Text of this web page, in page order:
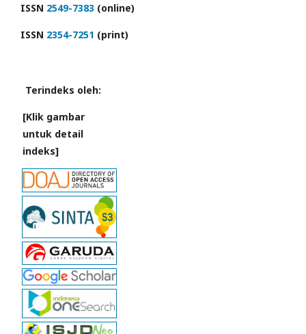
ISSN 2549-7383 (online)
ISSN 2354-7251 (print)
Terindeks oleh:
[Klik gambar
untuk detail
indeks]